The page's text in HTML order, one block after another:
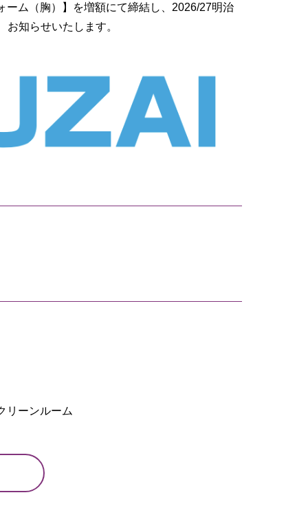
ム（胸）】を増額にて締結し、2026/27明治
知らせいたします。
リーンルーム